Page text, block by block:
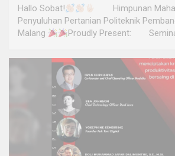
Hallo Sobat!
⠀ ⠀ Himpunan
Penyuluhan Pertanian Politeknik
Malang
Proudly Present:⠀ ⠀